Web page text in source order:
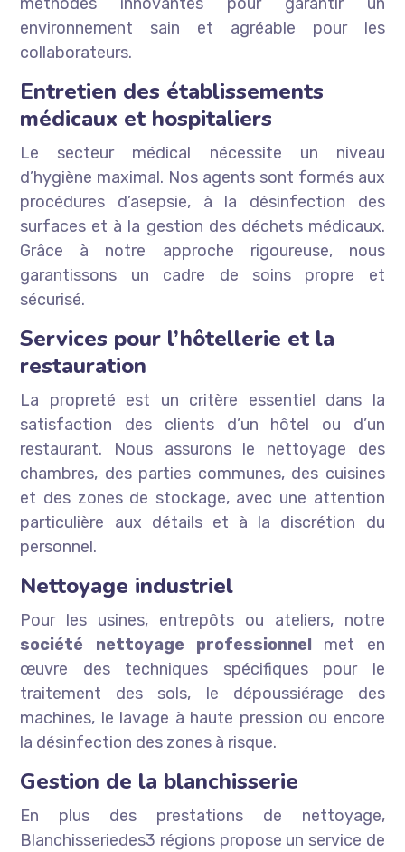
environnement sain et agréable pour les
collaborateurs.
Entretien des établissements
médicaux et hospitaliers
Le secteur médical nécessite un niveau
d’hygiène maximal. Nos agents sont formés aux
procédures d’asepsie, à la désinfection des
surfaces et à la gestion des déchets médicaux.
Grâce à notre approche rigoureuse, nous
garantissons un cadre de soins propre et
sécurisé.
Services pour l’hôtellerie et la
restauration
La propreté est un critère essentiel dans la
satisfaction des clients d’un hôtel ou d’un
restaurant. Nous assurons le nettoyage des
chambres, des parties communes, des cuisines
et des zones de stockage, avec une attention
particulière aux détails et à la discrétion du
personnel.
Nettoyage industriel
Pour les usines, entrepôts ou ateliers, notre
société nettoyage professionnel met en
œuvre des techniques spécifiques pour le
traitement des sols, le dépoussiérage des
machines, le lavage à haute pression ou encore
la désinfection des zones à risque.
Gestion de la blanchisserie
En plus des prestations de nettoyage,
Blanchisseriedes3 régions propose un service de